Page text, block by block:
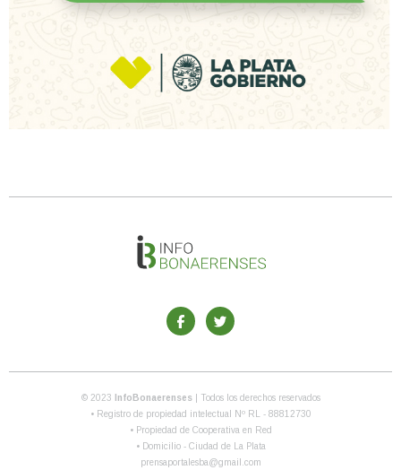
© 2023 InfoBonaerenses
| Todos los derechos reservados
• Registro de propiedad intelectual Nº RL - 88812730
• Propiedad de Cooperativa en Red
• Domicilio - Ciudad de La Plata
prensaportalesba@gmail.com